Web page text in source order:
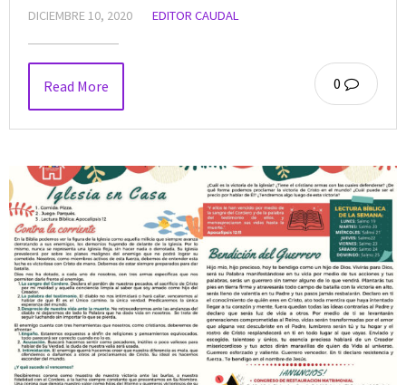
DICIEMBRE 10, 2020 EDITOR CAUDAL
0
Read More